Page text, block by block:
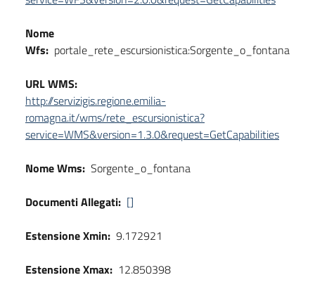
Nome
Wfs: portale_rete_escursionistica:Sorgente_o_fontana
URL WMS:
http://servizigis.regione.emilia-
romagna.it/wms/rete_escursionistica?
service=WMS&version=1.3.0&request=GetCapabilities
Nome Wms: Sorgente_o_fontana
Documenti Allegati: []
Estensione Xmin: 9.172921
Estensione Xmax: 12.850398